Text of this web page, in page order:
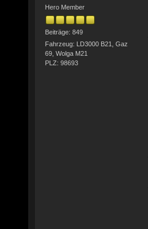
Hero Member
Beiträge: 849
Fahrzeug: LD3000 B21, Gaz
69, Wolga M21
PLZ: 98693